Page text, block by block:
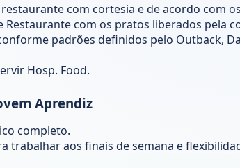
com cortesia e de acordo com
Restaurante com os pratos liberados pela
padrões definidos pelo Outback,
Hosp. Food.
Aprendiz
completo.
trabalhar aos finais de semana e